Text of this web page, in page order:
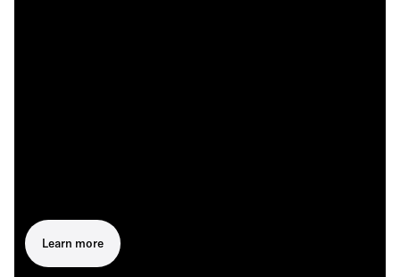
Learn more